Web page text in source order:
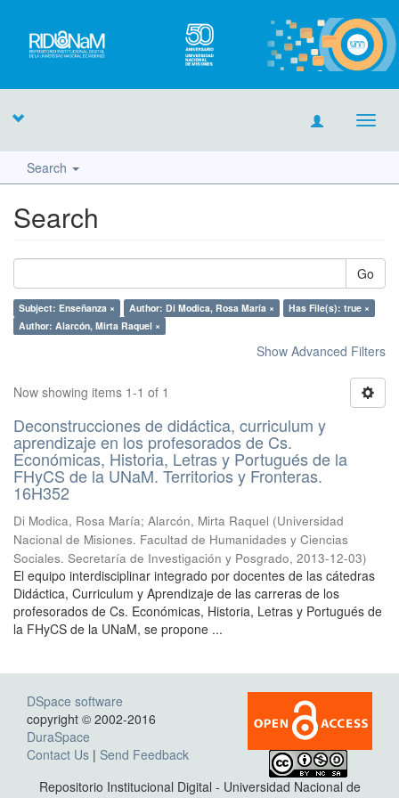
Search
Search
Go
Subject: Enseñanza × Author: Di Modica, Rosa María ×
Has File(s): true ×
Author: Alarcón, Mirta Raquel ×
Show Advanced Filters
Now showing items 1-1 of 1
Deconstrucciones de didáctica, curriculum y
aprendizaje en los profesorados de Cs.
Económicas, Historia, Letras y Portugués de la
FHyCS de la UNaM. Territorios y Fronteras.
16H352
Di Modica, Rosa María; Alarcón, Mirta Raquel (Universidad
Nacional de Misiones. Facultad de Humanidades y Ciencias
Sociales. Secretaría de Investigación y Posgrado, 2013-12-03)
El equipo interdisciplinar integrado por docentes de las cátedras
Didáctica, Curriculum y Aprendizaje de las carreras de los
profesorados de Cs. Económicas, Historia, Letras y Portugués de
la FHyCS de la UNaM, se propone ...
DSpace software
copyright © 2002-2016
DuraSpace
Contact Us | Send Feedback
Repositorio Institucional Digital - Universidad Nacional de